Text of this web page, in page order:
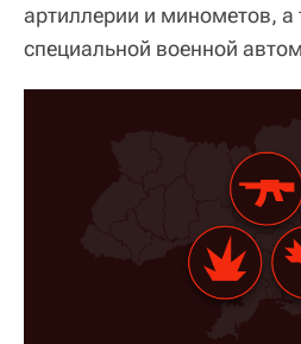
артиллерии и минометов, а
специальной военной